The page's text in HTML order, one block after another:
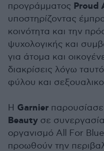
προγράμματος Proud
υποστηρίζοντας
κοινότητα και την
ψυχολογικής και
για άτομα και
διακρίσεις λόγω
φύλου και
Η Garnier
Beauty σε
οργανισμό All For
προωθούν την